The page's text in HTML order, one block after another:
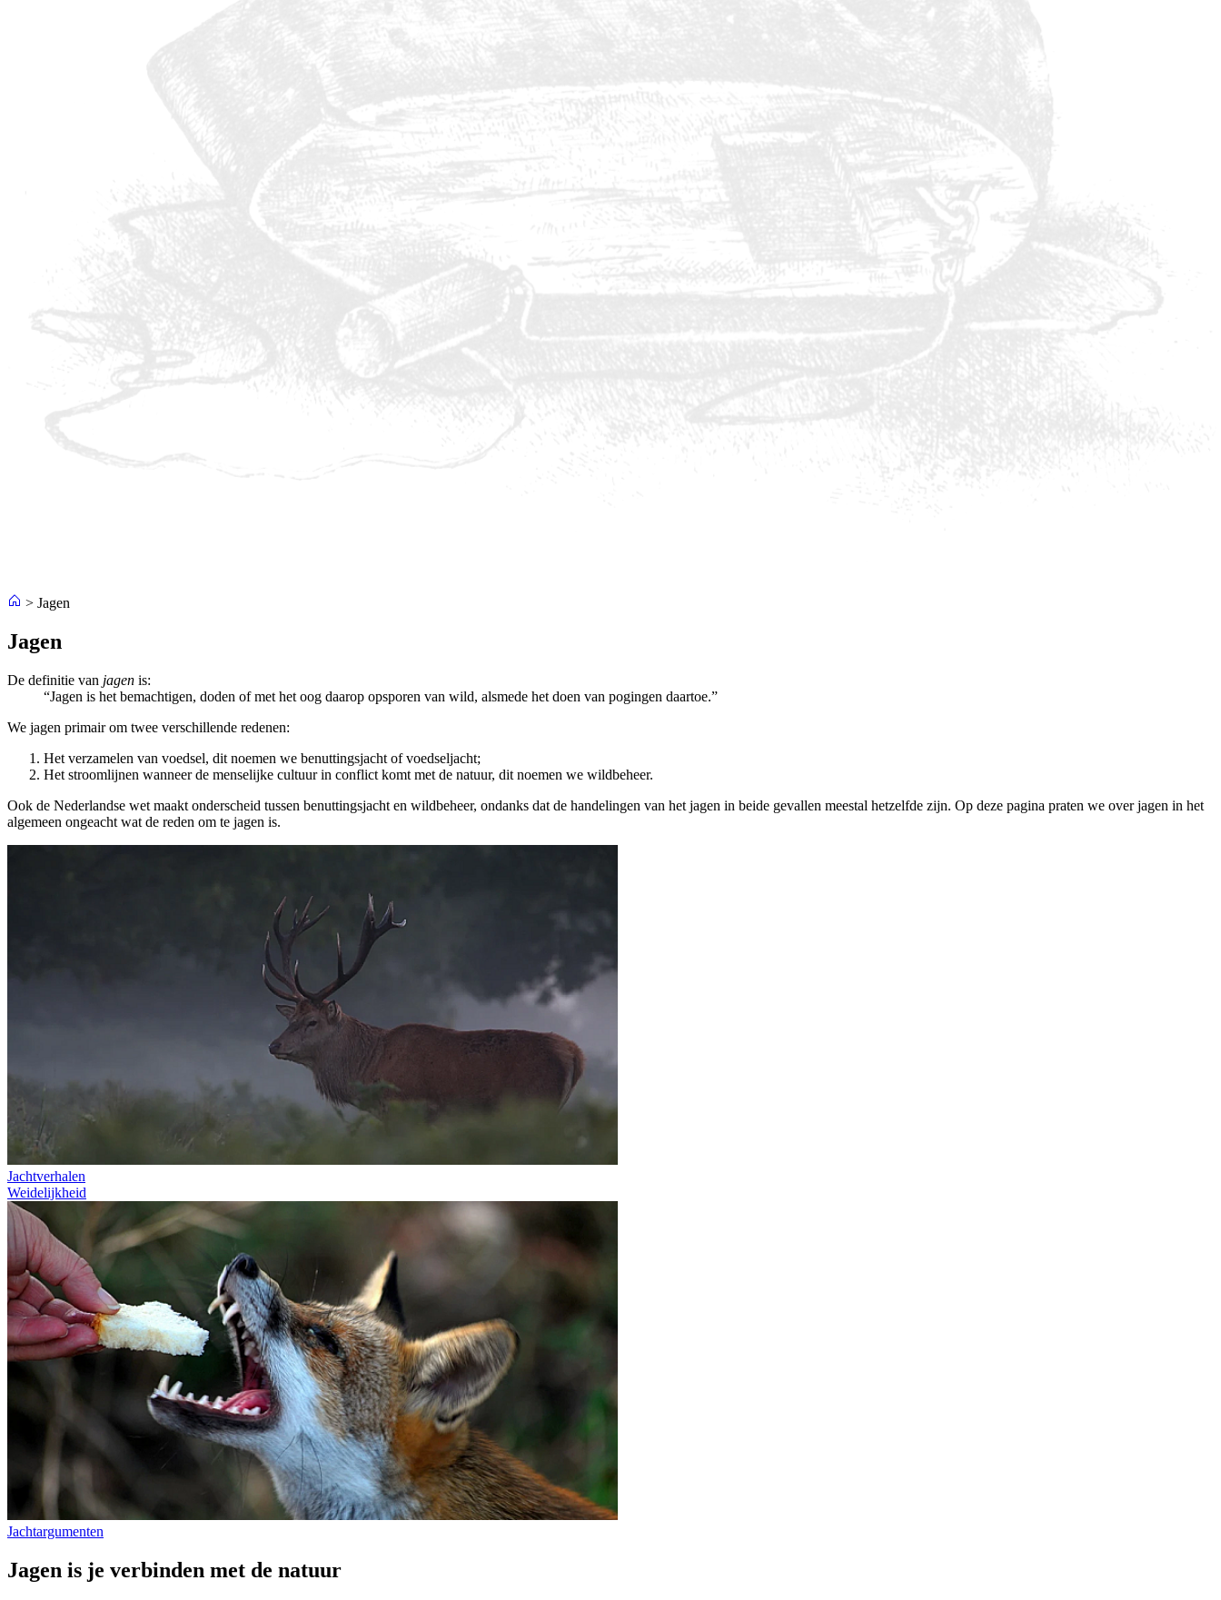
> Jagen
Jagen
De definitie van jagen is:
“Jagen is het bemachtigen, doden of met het oog daarop opsporen van wild, alsmede het doen van pogingen daartoe.”
We jagen primair om twee verschillende redenen:
Het verzamelen van voedsel, dit noemen we benuttingsjacht of voedseljacht;
Het stroomlijnen wanneer de menselijke cultuur in conflict komt met de natuur, dit noemen we wildbeheer.
Ook de Nederlandse wet maakt onderscheid tussen benuttingsjacht en wildbeheer, ondanks dat de handelingen van het jagen in beide gevallen meestal hetzelfde zijn. Op deze pagina praten we over jagen in het
algemeen ongeacht wat de reden om te jagen is.
Jachtverhalen
Weidelijkheid
Jachtargumenten
Jagen is je verbinden met de natuur